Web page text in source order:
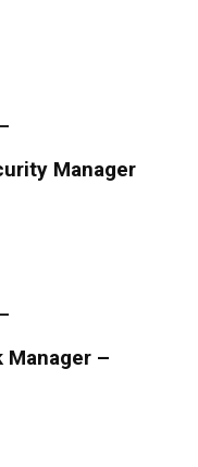
Manager
Manager –